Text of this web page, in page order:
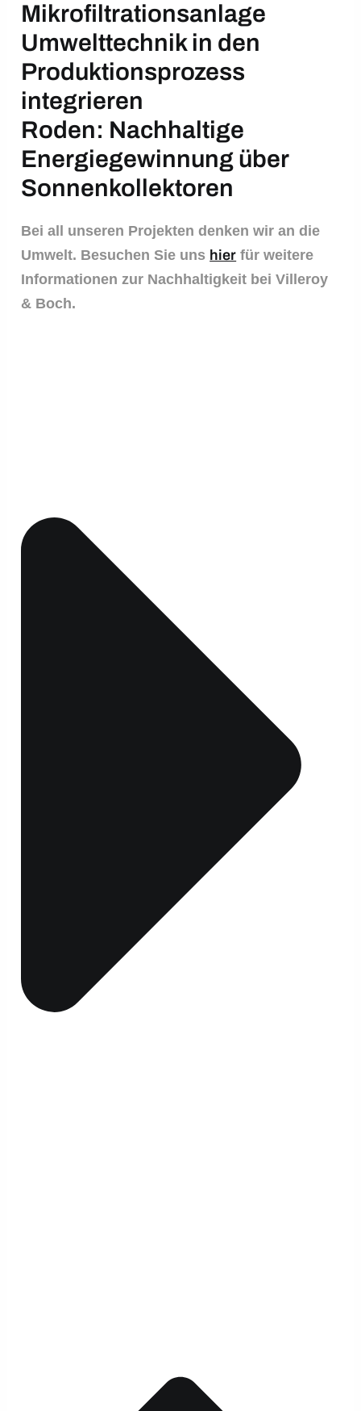
Mikrofiltrationsanlage
Umwelttechnik in den
Produktionsprozess
integrieren
Roden: Nachhaltige
Energiegewinnung über
Sonnenkollektoren
Bei all unseren Projekten denken wir an die
Umwelt. Besuchen Sie uns hier für weitere
Informationen zur Nachhaltigkeit bei Villeroy
& Boch.